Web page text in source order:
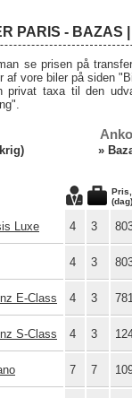
PARIS - BAZAS
se prisen på
af vore biler på siden
privat taxa til den
»
(dag)
Luxe 4 3
4 3
E-Class 4 3
S-Class 4 3
7 7